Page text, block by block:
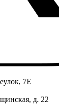
7Е
д. 22